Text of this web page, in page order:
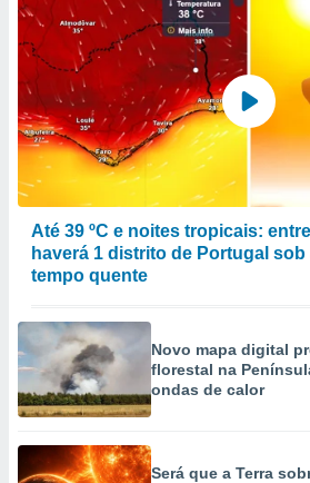
Até 39 ºC e noites tropicais:
haverá 1 distrito de Portugal
tempo quente
Novo mapa digital
florestal na
ondas de calor
Será que a Terra